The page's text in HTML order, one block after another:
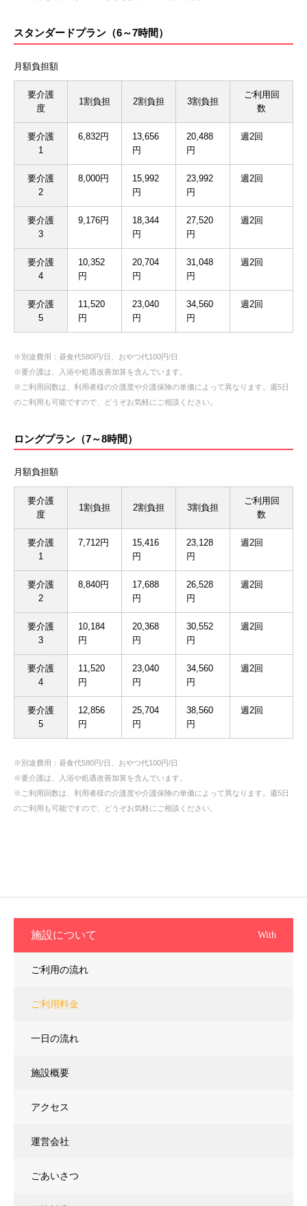
スタンダードプラン（6～7時間）
月額負担額
要介護
度
1割負担 2割負担 3割負担
ご利用回
数
要介護
1
6,832円
13,656
円
20,488
円
週2回
要介護
2
8,000円
15,992
円
23,992
円
週2回
要介護
3
9,176円
18,344
円
27,520
円
週2回
要介護
4
10,352
円
20,704
円
31,048
円
週2回
要介護
5
11,520
円
23,040
円
34,560
円
週2回
※別途費用：昼食代580円/日、おやつ代100円/日
※要介護は、入浴や処遇改善加算を含んでいます。
※ご利用回数は、利用者様の介護度や介護保険の単価によって異なります。週5日
のご利用も可能ですので、どうぞお気軽にご相談ください。
ロングプラン（7～8時間）
月額負担額
要介護
度
1割負担 2割負担 3割負担
ご利用回
数
要介護
1
7,712円
15,416
円
23,128
円
週2回
要介護
2
8,840円
17,688
円
26,528
円
週2回
要介護
3
10,184
円
20,368
円
30,552
円
週2回
要介護
4
11,520
円
23,040
円
34,560
円
週2回
要介護
5
12,856
円
25,704
円
38,560
円
週2回
※別途費用：昼食代580円/日、おやつ代100円/日
※要介護は、入浴や処遇改善加算を含んでいます。
※ご利用回数は、利用者様の介護度や介護保険の単価によって異なります。週5日
のご利用も可能ですので、どうぞお気軽にご相談ください。
施設について With
ご利用の流れ
ご利用料金
一日の流れ
施設概要
アクセス
運営会社
ごあいさつ